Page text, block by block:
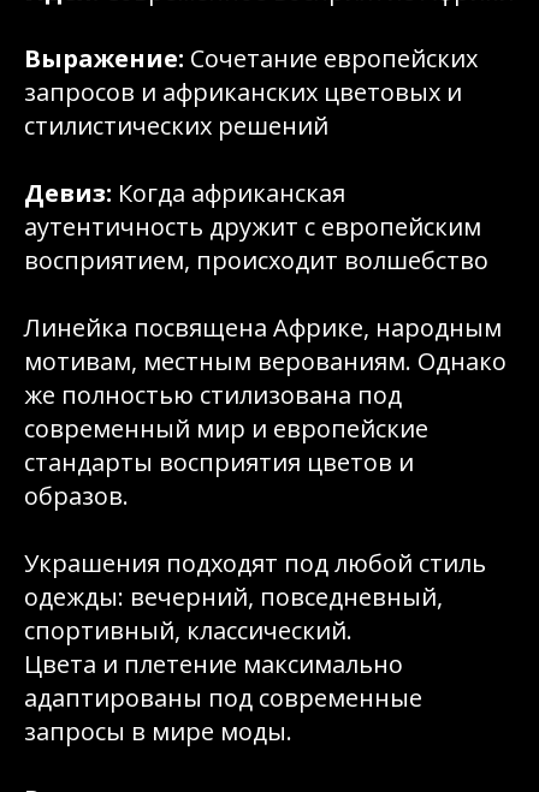
Выражение: Сочетание европейских
запросов и африканских цветовых и
стилистических решений
Девиз: Когда африканская
аутентичность дружит с европейским
восприятием, происходит волшебство
Линейка посвящена Африке, народным
мотивам, местным верованиям. Однако
же полностью стилизована под
современный мир и европейские
стандарты восприятия цветов и
образов.
Украшения подходят под любой стиль
одежды: вечерний, повседневный,
спортивный, классический.
Цвета и плетение максимально
адаптированы под современные
запросы в мире моды.